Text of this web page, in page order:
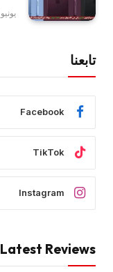
يونيو 21, 2026
تابعنا
Facebook
TikTok
Instagram
Latest Reviews